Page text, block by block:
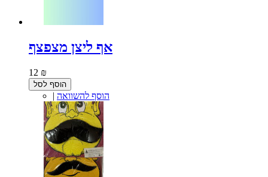
אף ליצן מצפצף
12 ₪
הוסף לסל
| הוסף להשוואה